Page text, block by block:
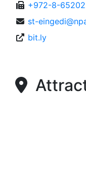
+972-8-
st-
bit.ly